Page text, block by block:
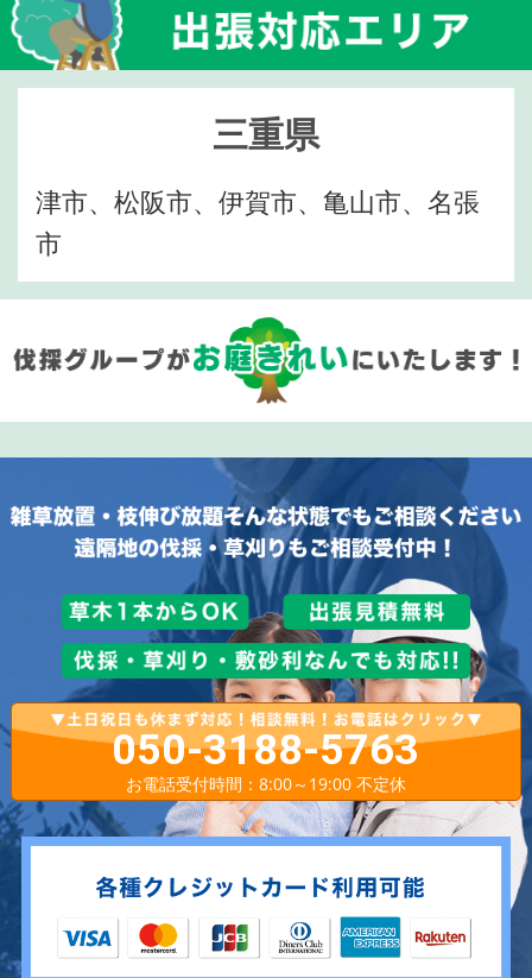
三重県
津市、松阪市、伊賀市、亀山市、名張
市
050-3188-5763
お電話受付時間：8:00～19:00 不定休